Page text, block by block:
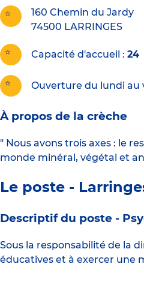
160 Chemin du Jardy
74500 LARRINGES
Capacité d'accueil 24
Ouverture du lundi au
À propos de la crèche
" Nous avons trois axes : le
monde minéral, végétal et
Le poste -
Descriptif du poste -
Sous la responsabilité de la
éducatives et à exercer une